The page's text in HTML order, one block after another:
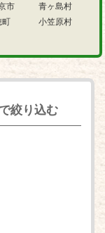
市
町
青ヶ島村
小笠原村
絞り込む